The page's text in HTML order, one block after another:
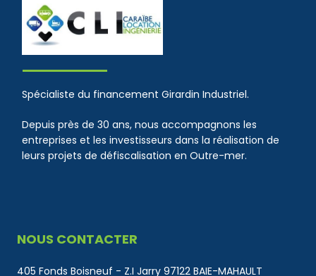
Spécialiste du financement Girardin Industriel.
Depuis près de 30 ans, nous accompagnons les
entreprises et les investisseurs dans la réalisation de
leurs projets de défiscalisation en Outre-mer.
NOUS CONTACTER
405 Fonds Boisneuf - Z.I Jarry 97122 BAIE-MAHAULT